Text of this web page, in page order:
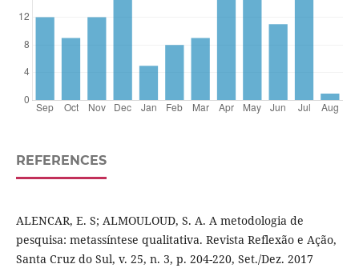
REFERENCES
ALENCAR, E. S; ALMOULOUD, S. A. A metodologia de
pesquisa: metassíntese qualitativa. Revista Reflexão e Ação,
Santa Cruz do Sul, v. 25, n. 3, p. 204-220, Set./Dez. 2017